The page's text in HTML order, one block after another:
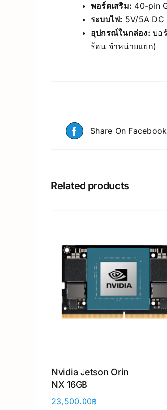
พอร์ตเสริม: 40-pin
ระบบไฟ: 5V/5A DC
อุปกรณ์ในกล่อง: บอ
ร้อน จำหน่ายแยก)
Share On Facebook
Related products
Nvidia Jetson Orin
NX 16GB
23,500.00฿